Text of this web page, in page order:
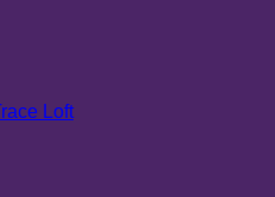
Loft